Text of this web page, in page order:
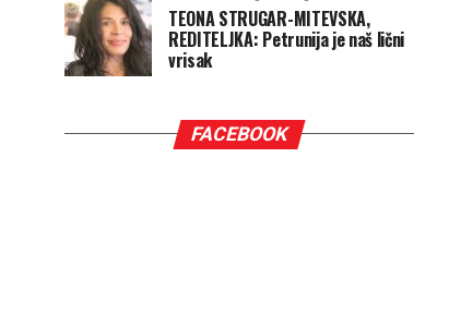
TEONA STRUGAR-MITEVSKA,
REDITELJKA: Petrunija je naš lični
vrisak
FACEBOOK